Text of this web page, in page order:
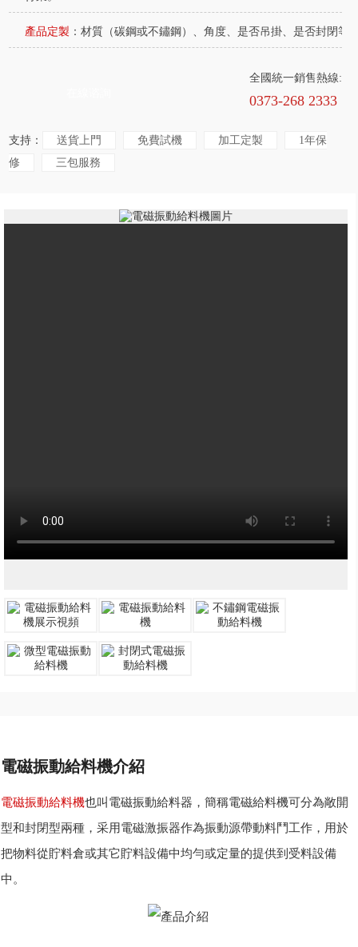
產品定製 ：材質（碳鋼或不鏽鋼）、角度、是否吊掛、是否封閉等
全國統一銷售熱線:
0373-268 2333
支持： 送貨上門 免費試機 加工定製
1年保
修
三包服務
電磁振動給料機介紹
電磁振動給料機也叫電磁振動給料器，簡稱電磁給料機可分為敞開
型和封閉型兩種，采用電磁激振器作為振動源帶動料鬥工作，用於
把物料從貯料倉或其它貯料設備中均勻或定量的提供到受料設備
中。